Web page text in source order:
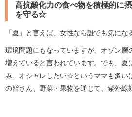
高抗酸化力の食べ物を積極的に
を守る☆
「夏」と言えば、女性なら誰でも気にな
環境問題にもなっていますが、オゾン層
増えていると言われています。でも、夏
み、オシャレしたい☆というママも多い
の皆さん、野菜・果物を通じて、紫外線